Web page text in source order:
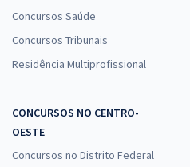
Concursos Saúde
Concursos Tribunais
Residência Multiprofissional
CONCURSOS NO CENTRO-
OESTE
Concursos no Distrito Federal